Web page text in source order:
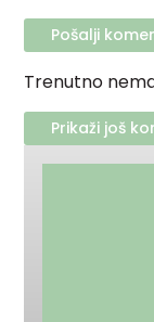
Trenutno
Prikaži još